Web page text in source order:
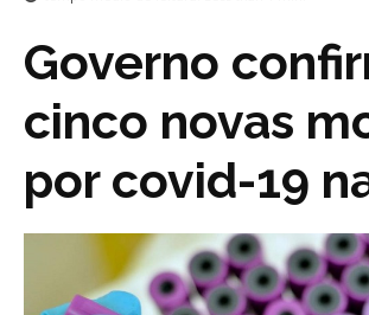
Governo
cinco novas
por covid-19